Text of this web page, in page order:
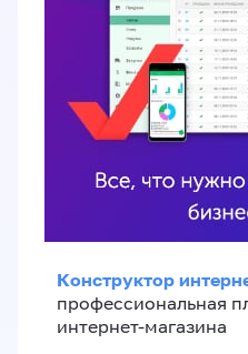
Конструктор
профессиональная
интернет-магазина